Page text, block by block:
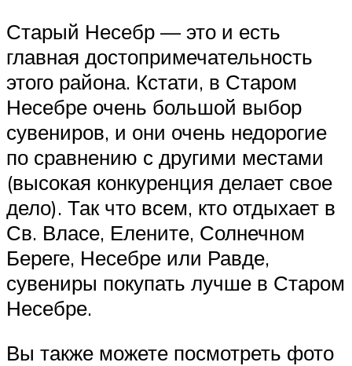
Старый Несебр — это и есть
главная достопримечательность
этого района. Кстати, в Старом
Несебре очень большой выбор
сувениров, и они очень недорогие
по сравнению с другими местами
(высокая конкуренция делает свое
дело). Так что всем, кто отдыхает в
Св. Власе, Елените, Солнечном
Береге, Несебре или Равде,
сувениры покупать лучше в Старом
Несебре.
Вы также можете посмотреть фото